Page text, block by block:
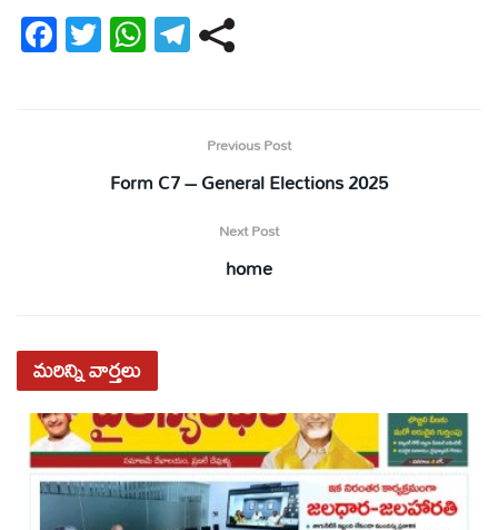
Fa
ce
T
wi
W
ha
pp
Te
mPrevious Post
Form C7 – General Elections 2025
Next Post
home
మరిన్నివార్తలు